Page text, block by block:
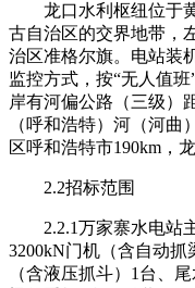
龙口水利枢纽位于
古自治区的交界地带，
治区准格尔旗。电站装
监控方式，按“无人值
岸有河偏公路（三级）
（呼和浩特）河（河曲
区呼和浩特市190km，
2.2招标范围
2.2.1万家寨水电站
3200kN门机（含自动抓
（含液压抓斗）1台、